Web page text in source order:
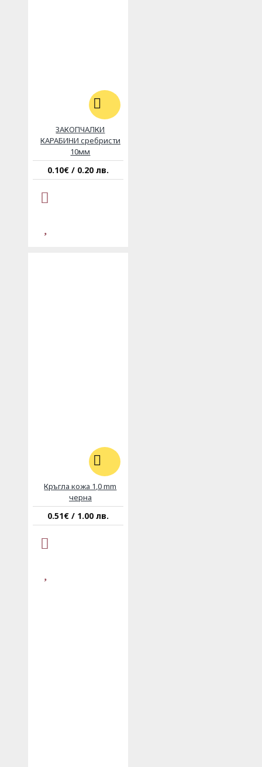
ЗАКОПЧАЛКИ
КАРАБИНИ сребристи
10мм
0.10€ / 0.20 лв.
Кръгла кожа 1,0 mm
черна
0.51€ / 1.00 лв.